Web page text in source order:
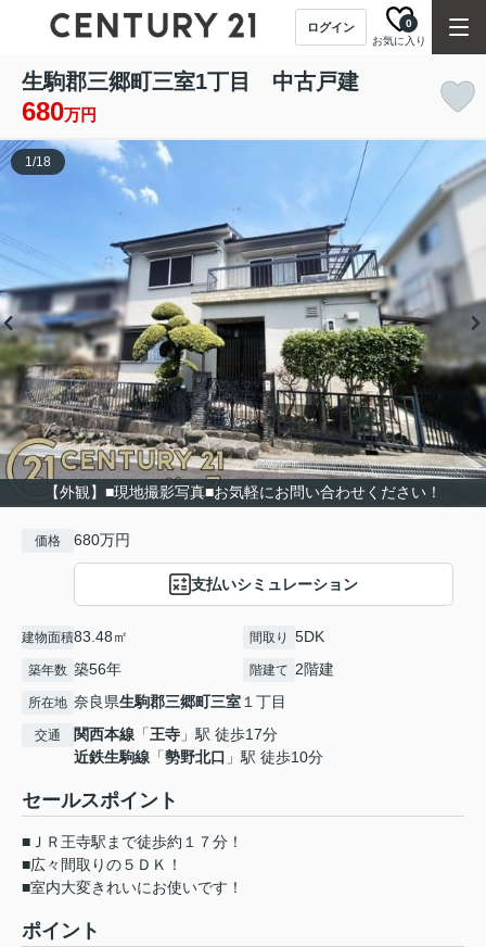
ログイン
お気に入り
0
生駒郡三郷町三室1丁目 中古戸建
680万円
【外観】■現地撮影写真■お気軽にお問い合わせください！
1/18
価格 680万円
支払いシミュレーション
建物面積83.48㎡ 間取り 5DK
築年数 築56年 階建て 2階建
所在地 奈良県生駒郡三郷町三室１丁目
交通 関西本線 「王寺 」駅 徒歩17分
近鉄生駒線 「勢野北口 」駅 徒歩10分
セールスポイント
■ＪＲ王寺駅まで徒歩約１７分！
■広々間取りの５ＤＫ！
■室内大変きれいにお使いです！
ポイント